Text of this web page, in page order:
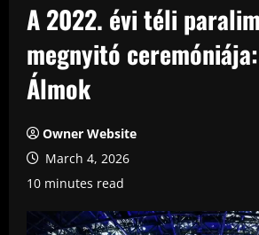
A 2022. évi téli
megnyitó
Álmok
Owner Website
March 4, 2026
10 minutes read